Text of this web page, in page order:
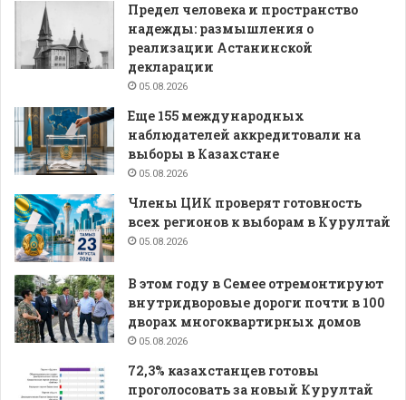
Предел человека и пространство
надежды: размышления о
реализации Астанинской
декларации
05.08.2026
Еще 155 международных
наблюдателей аккредитовали на
выборы в Казахстане
05.08.2026
Члены ЦИК проверят готовность
всех регионов к выборам в Курултай
05.08.2026
В этом году в Семее отремонтируют
внутридворовые дороги почти в 100
дворах многоквартирных домов
05.08.2026
72,3% казахстанцев готовы
проголосовать за новый Курултай